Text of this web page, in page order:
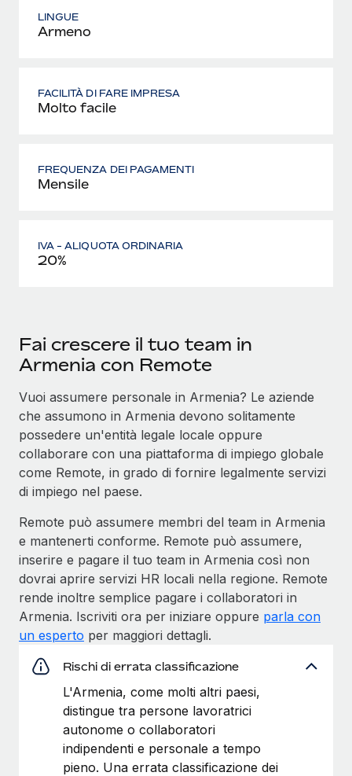
LINGUE
Armeno
FACILITÀ DI FARE IMPRESA
Molto facile
FREQUENZA DEI PAGAMENTI
Mensile
IVA - ALIQUOTA ORDINARIA
20%
Fai crescere il tuo team in
Armenia con Remote
Vuoi assumere personale in Armenia? Le aziende
che assumono in Armenia devono solitamente
possedere un'entità legale locale oppure
collaborare con una piattaforma di impiego globale
come Remote, in grado di fornire legalmente servizi
di impiego nel paese.
Remote può assumere membri del team in Armenia
e mantenerti conforme. Remote può assumere,
inserire e pagare il tuo team in Armenia così non
dovrai aprire servizi HR locali nella regione. Remote
rende inoltre semplice pagare i collaboratori in
Armenia. Iscriviti ora per iniziare oppure parla con
un esperto per maggiori dettagli.
Rischi di errata classificazione
L'Armenia, come molti altri paesi,
distingue tra persone lavoratrici
autonome o collaboratori
indipendenti e personale a tempo
pieno. Una errata classificazione dei